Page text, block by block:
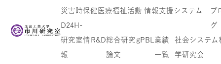
災害時保健医療福祉活動 情報支援システム -
D24H-
ブ
グ
研究室情
報
R&D総合研究
論文
gPBL 業績
一覧
社会システム
学研究会